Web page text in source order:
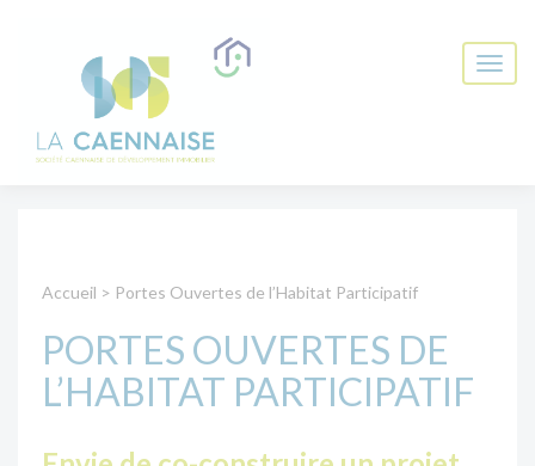
Accueil > Portes Ouvertes de l’Habitat Participatif
PORTES OUVERTES DE
L’HABITAT PARTICIPATIF